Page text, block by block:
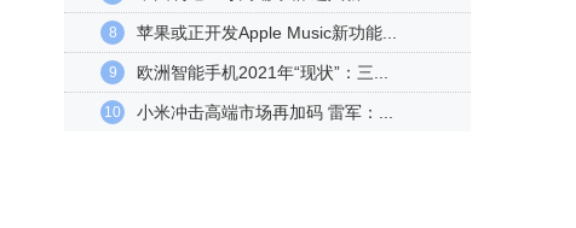
8 苹果或正开发Apple Music新功能...
9 欧洲智能手机2021年“现状”：三...
10 小米冲击高端市场再加码 雷军：...